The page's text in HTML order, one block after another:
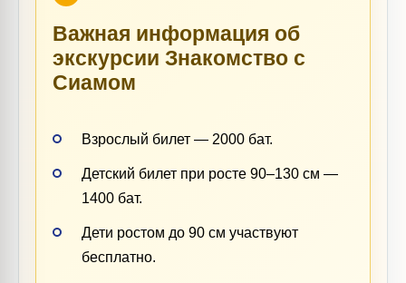
Важная информация об
экскурсии Знакомство с
Сиамом
Взрослый билет — 2000 бат.
Детский билет при росте 90–130 см —
1400 бат.
Дети ростом до 90 см участвуют
бесплатно.